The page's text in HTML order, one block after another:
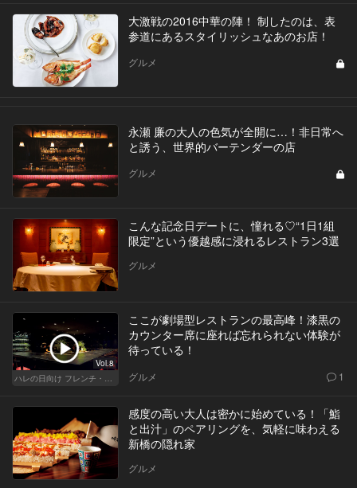
大激戦の2016中華の陣！ 制したのは、表
参道にあるスタイリッシュなあのお店！
グルメ
永瀬 廉の大人の色気が全開に…！非日常へ
と誘う、世界的バーテンダーの店
グルメ
こんな記念日デートに、憧れる♡“1日1組
限定”という優越感に浸れるレストラン3選
グルメ
Vol.8
ハレの日向け フレンチ・高級店
ここが劇場型レストランの最高峰！漆黒の
カウンター席に座れば忘れられない体験が
待っている！
グルメ 1
感度の高い大人は密かに始めている！「鮨
と出汁」のペアリングを、気軽に味わえる
新橋の隠れ家
グルメ